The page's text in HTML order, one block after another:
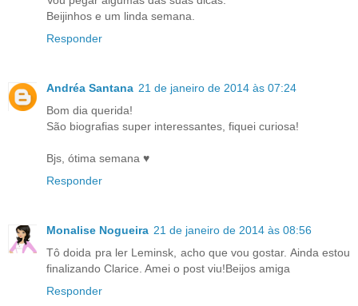
Beijinhos e um linda semana.
Responder
Andréa Santana 21 de janeiro de 2014 às 07:24
Bom dia querida!
São biografias super interessantes, fiquei curiosa!
Bjs, ótima semana ♥
Responder
Monalise Nogueira 21 de janeiro de 2014 às 08:56
Tô doida pra ler Leminsk, acho que vou gostar. Ainda estou
finalizando Clarice. Amei o post viu!Beijos amiga
Responder